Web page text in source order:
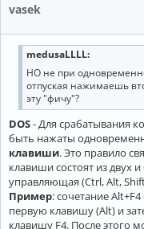
vasek
medusaLLLL:
НО не при
отпуская нажимаешь
эту "фичу"?
DOS- Для срабатывания
быть нажаты
клавиши. Это правило
клавиши состоят из двух
управляющая (Ctrl, Alt,
Пример: сочетание
первую клавишу (Alt) и
клавишу F4. После этого